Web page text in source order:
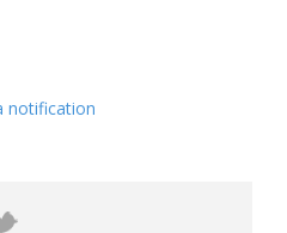
notification